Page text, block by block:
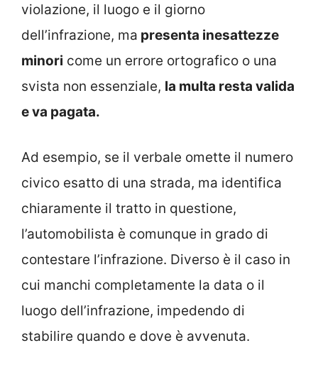
violazione, il luogo e il giorno
dell’infrazione, ma presenta inesattezze
minori come un errore ortografico o una
svista non essenziale, la multa resta valida
e va pagata.
Ad esempio, se il verbale omette il numero
civico esatto di una strada, ma identifica
chiaramente il tratto in questione,
l’automobilista è comunque in grado di
contestare l’infrazione. Diverso è il caso in
cui manchi completamente la data o il
luogo dell’infrazione, impedendo di
stabilire quando e dove è avvenuta.